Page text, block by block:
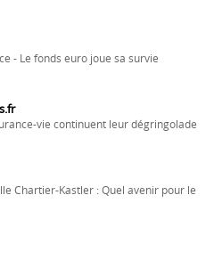
- Le fonds euro joue sa survie
vie continuent leur dégringolade
Chartier-Kastler : Quel avenir pour le